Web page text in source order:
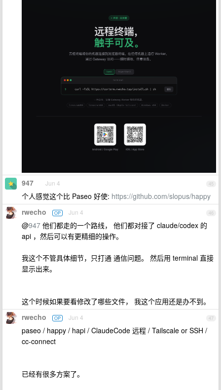
45
947 Jun 4
个人感觉这个比 Paseo 好使: https://github.com/slopus/happy
46
rwecho OP Jun 4
@947 他们都走的一个路线， 他们都对接了 claude/codex 的
api ，然后可以有更精细的操作。
我这个不管具体细节，只打通 通信问题。 然后用 terminal 直接
显示出来。
这个时候如果要看修改了哪些文件， 我这个应用还是办不到。
47
rwecho OP Jun 4
paseo / happy / hapi / ClaudeCode 远程 / Tailscale or SSH /
cc-connect
已经有很多方案了。